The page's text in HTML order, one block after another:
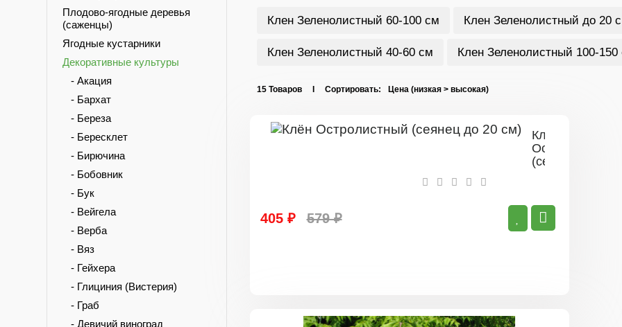
Плодово-ягодные деревья
(саженцы)
Ягодные кустарники
Декоративные культуры
- Акация
- Бархат
- Береза
- Бересклет
- Бирючина
- Бобовник
- Бук
- Вейгела
- Верба
- Вяз
- Гейхера
- Глициния (Вистерия)
- Граб
- Девичий виноград
Клен Зеленолистный 60-100 см Клен Зеленолистный до 20
Клен Зеленолистный 40-60 см Клен Зеленолистный 100-150
15 Товаров I Сортировать:
Клён
Остролистный
(сеянец
405 ₽ 579 ₽